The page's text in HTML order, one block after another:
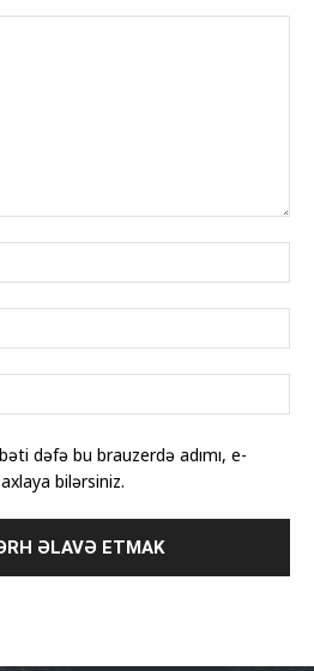
dəfə bu brauzerdə adımı, e-
bilərsiniz.